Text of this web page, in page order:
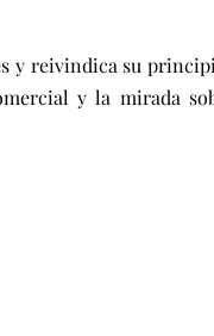
y reivindica su
y la mirada